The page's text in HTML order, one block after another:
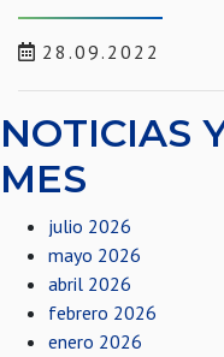
28.09.2022
NOTICIAS
MES
julio 2026
mayo 2026
abril 2026
febrero 2026
enero 2026